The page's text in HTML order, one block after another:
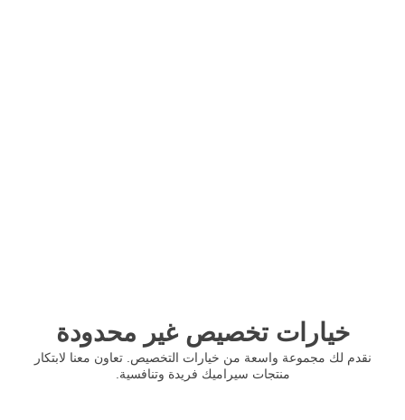
خيارات تخصيص غير محدودة
نقدم لك مجموعة واسعة من خيارات التخصيص. تعاون معنا لابتكار
منتجات سيراميك فريدة وتنافسية.